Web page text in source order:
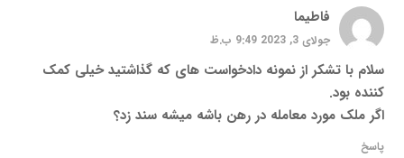
فاطیما
جولای 3, 2023 9:49 ب.ظ
سلام با تشکر از نمونه دادخواست های که گذاشتید خیلی کمک
کننده بود.
اگر ملک مورد معامله در رهن باشه میشه سند زد؟
پاسخ